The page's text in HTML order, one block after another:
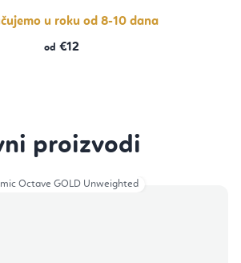
u roku od 8-10 dana
od €12
Octave GOLD Unweighted